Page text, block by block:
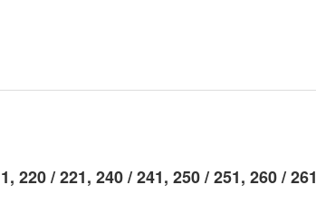
220 / 221, 240 / 241, 250 / 251, 260 / 261